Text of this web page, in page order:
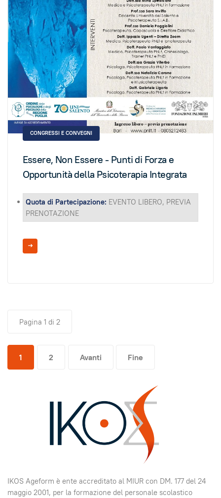
CONGRESSI E CONVEGNI
Essere, Non Essere - Punti di Forza e
Opportunità della Psicoterapia Integrata
Quota di Partecipazione: EVENTO LIBERO, PREVIA
PRENOTAZIONE
Pagina 1 di 2
1 2 Avanti Fine
IKOS Ageform è ente accreditato al MIUR con DM. 177 del 24
maggio 2001, per la formazione del personale scolastico